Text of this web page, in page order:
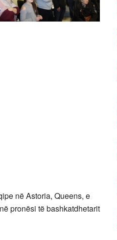
në Astoria, Queens, e
pronësi të bashkatdhetarit